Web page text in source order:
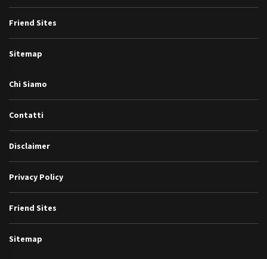
Friend Sites
Sitemap
Chi Siamo
Contatti
Disclaimer
Privacy Policy
Friend Sites
Sitemap